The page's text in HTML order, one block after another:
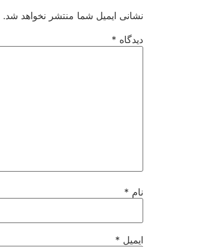
نشانی ایمیل شما منتشر نخواهد شد.
دیدگاه *
نام *
ایمیل *